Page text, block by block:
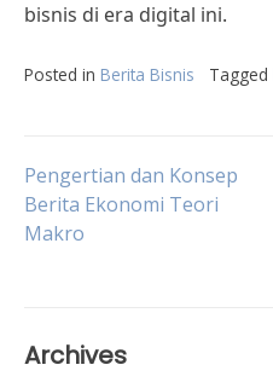
bisnis di era digital ini.
Posted in Berita Bisnis Tagged
Post
navigation
Pengertian dan Konsep
Berita Ekonomi Teori
Makro
Archives